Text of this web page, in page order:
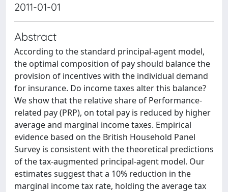
2011-01-01
Abstract
According to the standard principal-agent model,
the optimal composition of pay should balance the
provision of incentives with the individual demand
for insurance. Do income taxes alter this balance?
We show that the relative share of Performance-
related pay (PRP), on total pay is reduced by higher
average and marginal income taxes. Empirical
evidence based on the British Household Panel
Survey is consistent with the theoretical predictions
of the tax-augmented principal-agent model. Our
estimates suggest that a 10% reduction in the
marginal income tax rate, holding the average tax